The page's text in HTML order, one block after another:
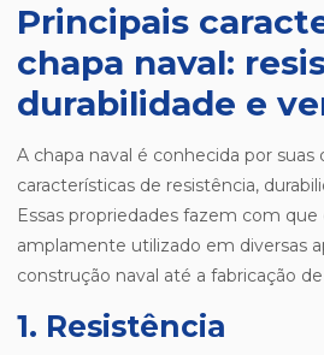
Principais
chapa naval:
durabilidade e
A chapa naval é conhecida por suas
características de resistência,
Essas propriedades fazem com que
amplamente utilizado em diversas
construção naval até a fabricação
1. Resistência